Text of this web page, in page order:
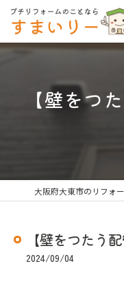
【壁をつ
【壁をつたう
2024/09/04